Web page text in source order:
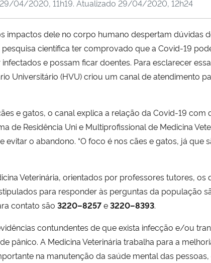
29/04/2020, 11h19. Atualizado 29/04/2020, 12h24
impactos dele no corpo humano despertam dúvidas
científica ter comprovado que a Covid-19
e possam ficar doentes. Para esclarecer
Universitário (HVU) criou um canal de atendimento
e gatos, o canal explica a relação da Covid-19
de Residência Uni e Multiprofissional de Medicina
o abandono. “O foco é nos cães e gatos, já que
Veterinária, orientados por professores tutores,
para responder às perguntas da população
contato são 3220–8257e3220–8393.
contundentes de que exista infecção e/ou
pânico. A Medicina Veterinária trabalha para a
na manutenção da saúde mental das